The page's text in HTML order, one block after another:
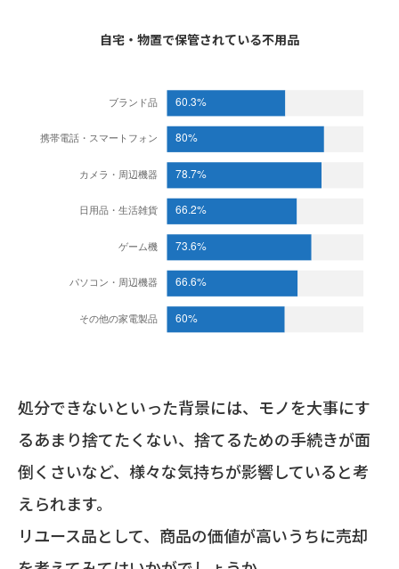
自宅・物置で保管されている不用品
処分できないといった背景には、モノを大事にす
るあまり捨てたくない、捨てるための手続きが面
倒くさいなど、様々な気持ちが影響していると考
えられます。
リユース品として、商品の価値が高いうちに売却